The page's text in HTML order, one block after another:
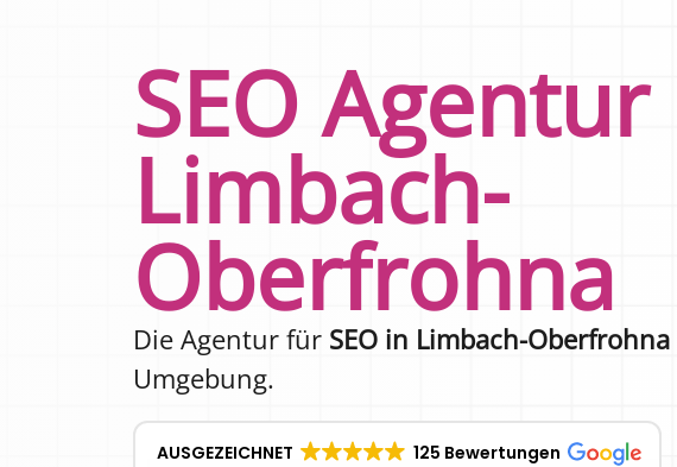
SEO Agentur
Limbach-
Oberfrohna
Die Agentur für SEO in Limbach-Oberfrohna
Umgebung.
AUSGEZEICHNET 125 Bewertungen